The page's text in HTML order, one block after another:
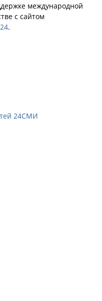
международной
с сайтом
.
24СМИ